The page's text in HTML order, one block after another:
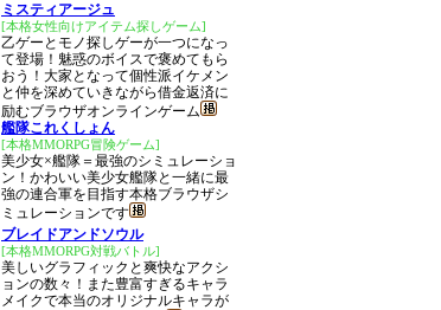
ミスティアージュ
[本格女性向けアイテム探しゲーム]
乙ゲーとモノ探しゲーが一つになっ
て登場！魅惑のボイスで褒めてもら
おう！大家となって個性派イケメン
と仲を深めていきながら借金返済に
励むブラウザオンラインゲーム
艦隊これくしょん
[本格MMORPG冒険ゲーム]
美少女×艦隊＝最強のシミュレーショ
ン！かわいい美少女艦隊と一緒に最
強の連合軍を目指す本格ブラウザシ
ミュレーションです
ブレイドアンドソウル
[本格MMORPG対戦バトル]
美しいグラフィックと爽快なアクシ
ョンの数々！また豊富すぎるキャラ
メイクで本当のオリジナルキャラが